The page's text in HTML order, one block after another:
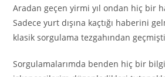
Aradan geçen yirmi yıl ondan hiç bir
Sadece yurt dışına kaçtığı haberini
klasik sorgulama tezgahından
Sorgulamalarımda benden hiç bir